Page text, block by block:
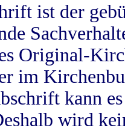
ist der
Original-
im
kann
wird